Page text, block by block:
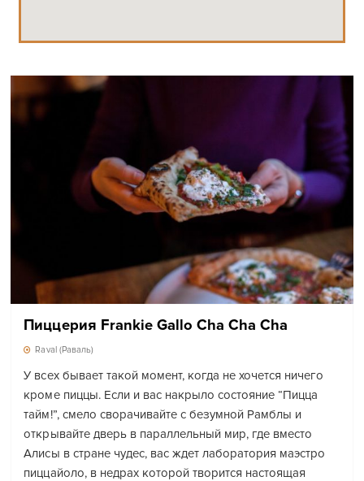
Пиццерия Frankie Gallo Cha Cha Cha
Raval (Раваль)
У всех бывает такой момент, когда не хочется ничего
кроме пиццы. Если и вас накрыло состояние “Пицца
тайм!”, смело сворачивайте с безумной Рамблы и
открывайте дверь в параллельный мир, где вместо
Алисы в стране чудес, вас ждет лаборатория маэстро
пиццайоло, в недрах которой творится настоящая